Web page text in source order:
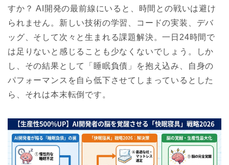
すか？ AI開発の最前線にいると、時間との戦いは避け
られません。新しい技術の学習、コードの実装、デバ
ッグ、そして次々と生まれる課題解決。一日24時間で
は足りないと感じることも少なくないでしょう。しか
し、その結果として「睡眠負債」を抱え込み、自身の
パフォーマンスを自ら低下させてしまっているとした
ら、それは本末転倒です。